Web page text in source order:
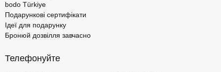
bodo Türkiye
Подарункові сертифікати
Ідеї для подарунку
Бронюй дозвілля завчасно
Телефонуйте